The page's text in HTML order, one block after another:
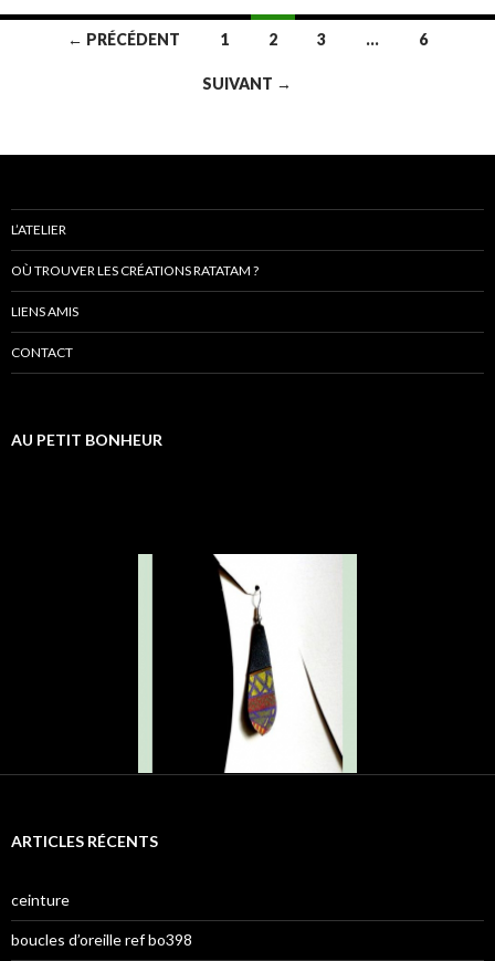
Navigation
← PRÉCÉDENT 1 2 3 … 6
SUIVANT →
L’ATELIER
OÙ TROUVER LES CRÉATIONS RATATAM ?
LIENS AMIS
CONTACT
AU PETIT BONHEUR
ARTICLES RÉCENTS
ceinture
boucles d’oreille ref bo398